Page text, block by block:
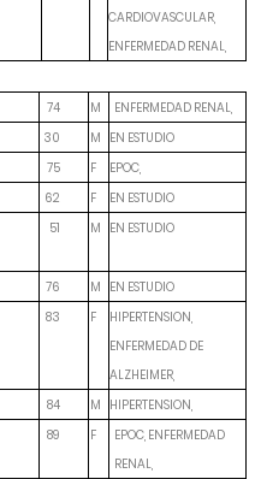
CARDIOVASCULAR,
ENFERMEDAD RENAL,
74 M
ENFERMEDAD RENAL,
30 M EN ESTUDIO
75 F
EPOC,
62 F
EN ESTUDIO
51 M EN ESTUDIO
76 M EN ESTUDIO
83 F
HIPERTENSION,
ENFERMEDAD DE
ALZHEIMER,
84 M HIPERTENSION,
89 F
EPOC, ENFERMEDAD
RENAL,